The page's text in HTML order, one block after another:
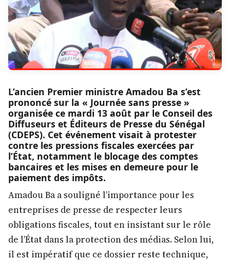
L’ancien Premier ministre Amadou Ba s’est
prononcé sur la « Journée sans presse »
organisée ce mardi 13 août par le Conseil des
Diffuseurs et Éditeurs de Presse du Sénégal
(CDEPS). Cet événement visait à protester
contre les pressions fiscales exercées par
l’État, notamment le blocage des comptes
bancaires et les mises en demeure pour le
paiement des impôts.
Amadou Ba a souligné l’importance pour les
entreprises de presse de respecter leurs
obligations fiscales, tout en insistant sur le rôle
de l’État dans la protection des médias. Selon lui,
il est impératif que ce dossier reste technique,